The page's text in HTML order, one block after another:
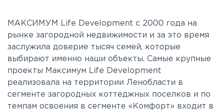
МАКСИМУМ Life Development c 2000 года на
рынке загородной недвижимости и за это время
заслужила доверие тысяч семей, которые
выбирают именно наши объекты. Самые крупные
проекты Максимум Life Development
реализовала на территории Ленобласти в
сегменте загородных коттеджных поселков и по
темпам освоения в сегменте «Комфорт» входит в